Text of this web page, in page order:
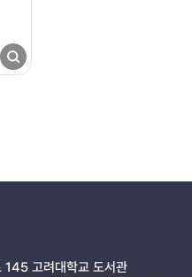
고려대학교 도서관